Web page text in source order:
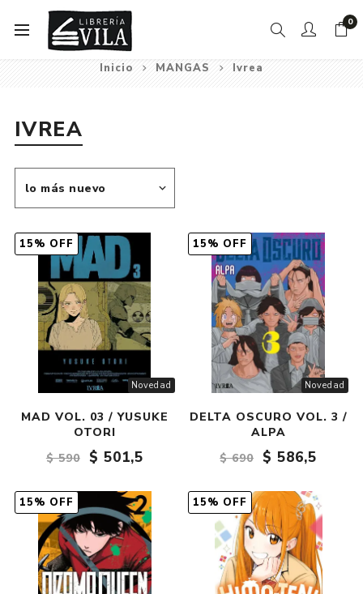
0
Inicio MANGAS Ivrea
IVREA
Novedad
15% OFF
MAD VOL. 03 / YUSUKE
OTORI
$ 590
$ 501,5
Novedad
15% OFF
DELTA OSCURO VOL. 3 /
ALPA
$ 690
$ 586,5
15% OFF 15% OFF